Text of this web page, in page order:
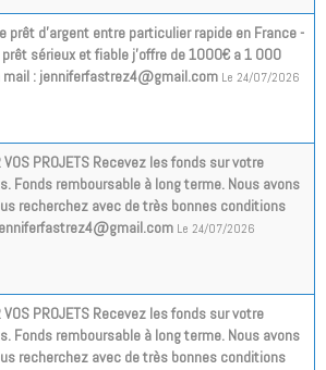
prêt d'argent entre particulier rapide en France -
sérieux et fiable j'offre de 1000€ a 1 000
: jenniferfastrez4@gmail.com Le 24/07/2026
VOS PROJETS Recevez les fonds sur votre
Fonds remboursable à long terme. Nous avons
recherchez avec de très bonnes conditions
Le 24/07/2026
VOS PROJETS Recevez les fonds sur votre
Fonds remboursable à long terme. Nous avons
recherchez avec de très bonnes conditions